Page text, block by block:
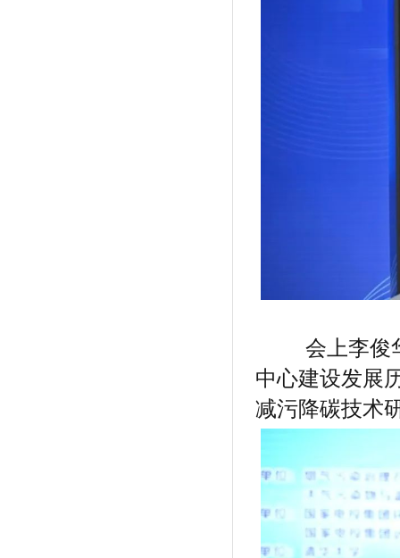
会上李俊华
中心建设发展
减污降碳技术